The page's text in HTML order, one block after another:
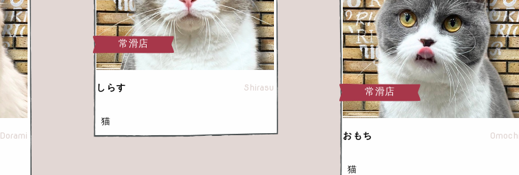
Dorami
常滑店
しらす Shirasu
猫
常滑店
おもち
猫